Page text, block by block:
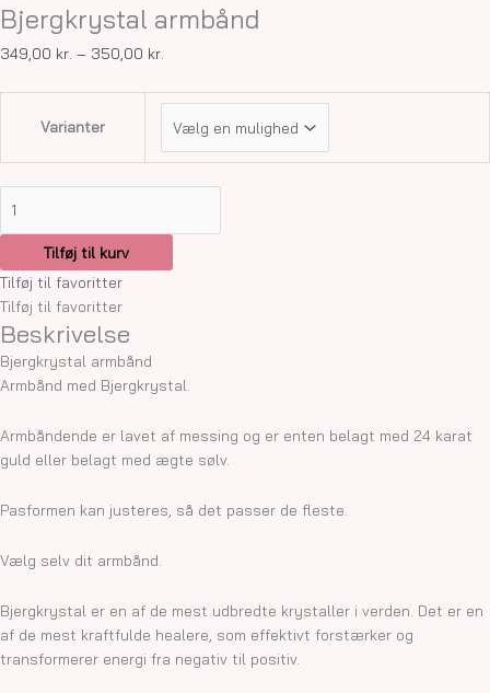
Bjergkrystal armbånd
349,00 kr. – 350,00 kr.
Varianter
Tilføj til kurv
Tilføj til favoritter
Tilføj til favoritter
Beskrivelse
Bjergkrystal armbånd
Armbånd med Bjergkrystal.
Armbåndende er lavet af messing og er enten belagt med 24 karat
guld eller belagt med ægte sølv.
Pasformen kan justeres, så det passer de fleste.
Vælg selv dit armbånd.
Bjergkrystal er en af de mest udbredte krystaller i verden. Det er en
af de mest kraftfulde healere, som effektivt forstærker og
transformerer energi fra negativ til positiv.